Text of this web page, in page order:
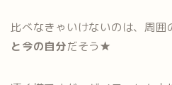
比べなきゃいけないのは、周囲
と今の自分だそう★